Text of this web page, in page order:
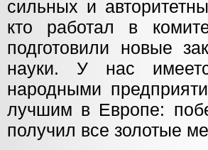
сильных и
кто работал в
подготовили новые
науки. У нас
народными
лучшим в Европе:
получил все золотые